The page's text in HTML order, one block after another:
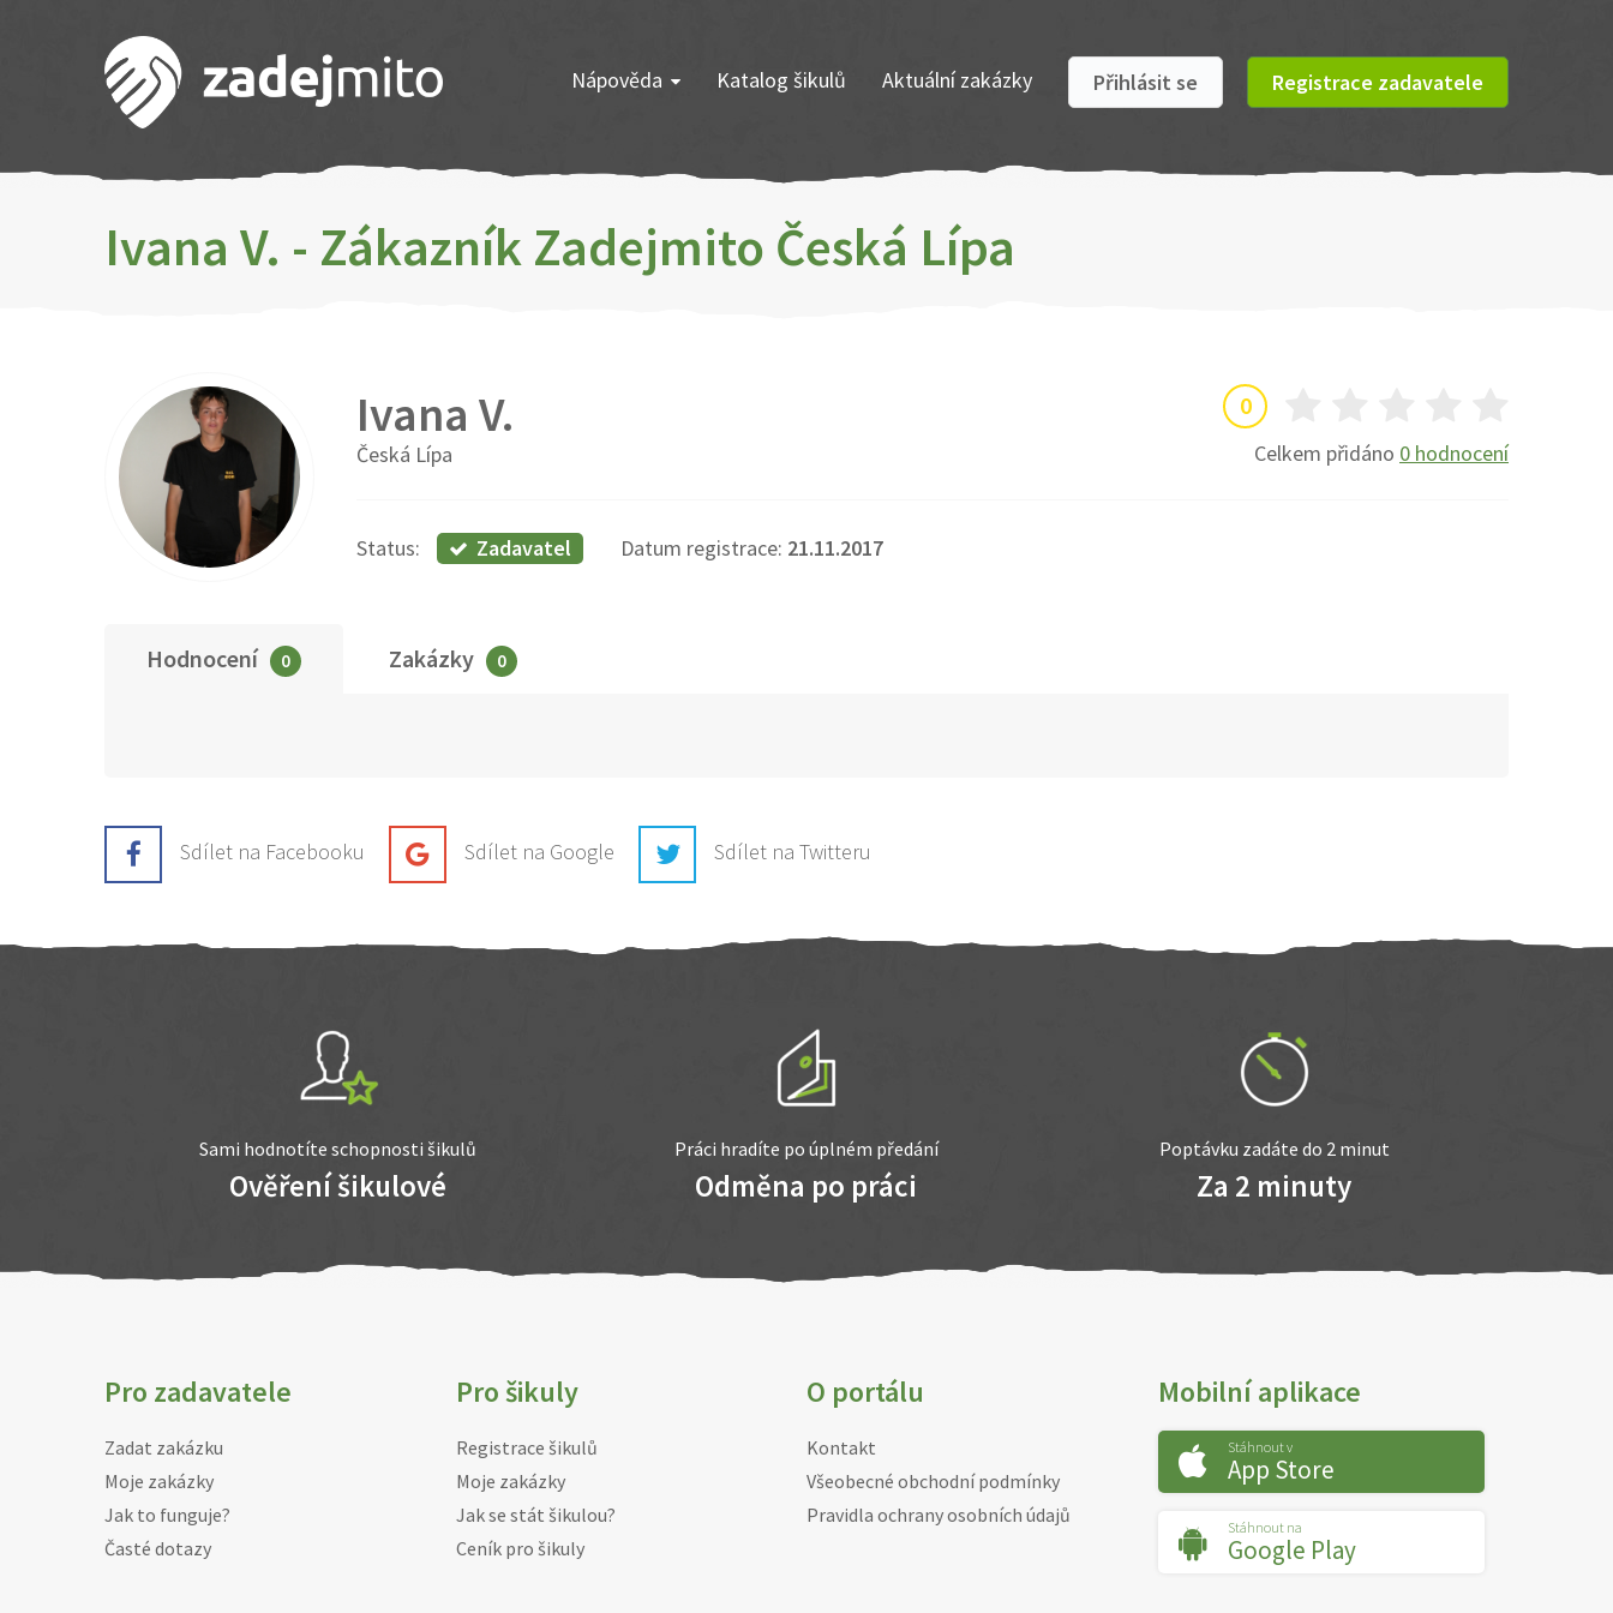
Nápověda Katalog šikulů Aktuální zakázky Přihlásit se Registrace zadavatele
Ivana V. - Zákazník Zadejmito Česká Lípa
0
Celkem přidáno 0 hodnocení
Ivana V.
Česká Lípa
Status: Zadavatel Datum registrace: 21.11.2017
Hodnocení 0 Zakázky 0
Sdílet na Facebooku Sdílet na Google Sdílet na Twitteru
Sami hodnotíte schopnosti šikulů
Ověření šikulové
Práci hradíte po úplném předání
Odměna po práci
Poptávku zadáte do 2 minut
Za 2 minuty
Pro zadavatele
Zadat zakázku
Moje zakázky
Jak to funguje?
Časté dotazy
Pro šikuly
Registrace šikulů
Moje zakázky
Jak se stát šikulou?
Ceník pro šikuly
O portálu
Kontakt
Všeobecné obchodní podmínky
Pravidla ochrany osobních údajů
Mobilní aplikace
Stáhnout v
App Store
Stáhnout na
Google Play